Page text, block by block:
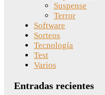
Suspense
Terror
Software
Sorteos
Tecnología
Test
Varios
Entradas recientes